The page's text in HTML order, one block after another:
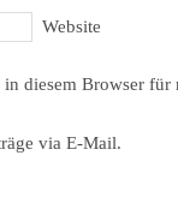
Website
diesem Browser
via E-Mail.